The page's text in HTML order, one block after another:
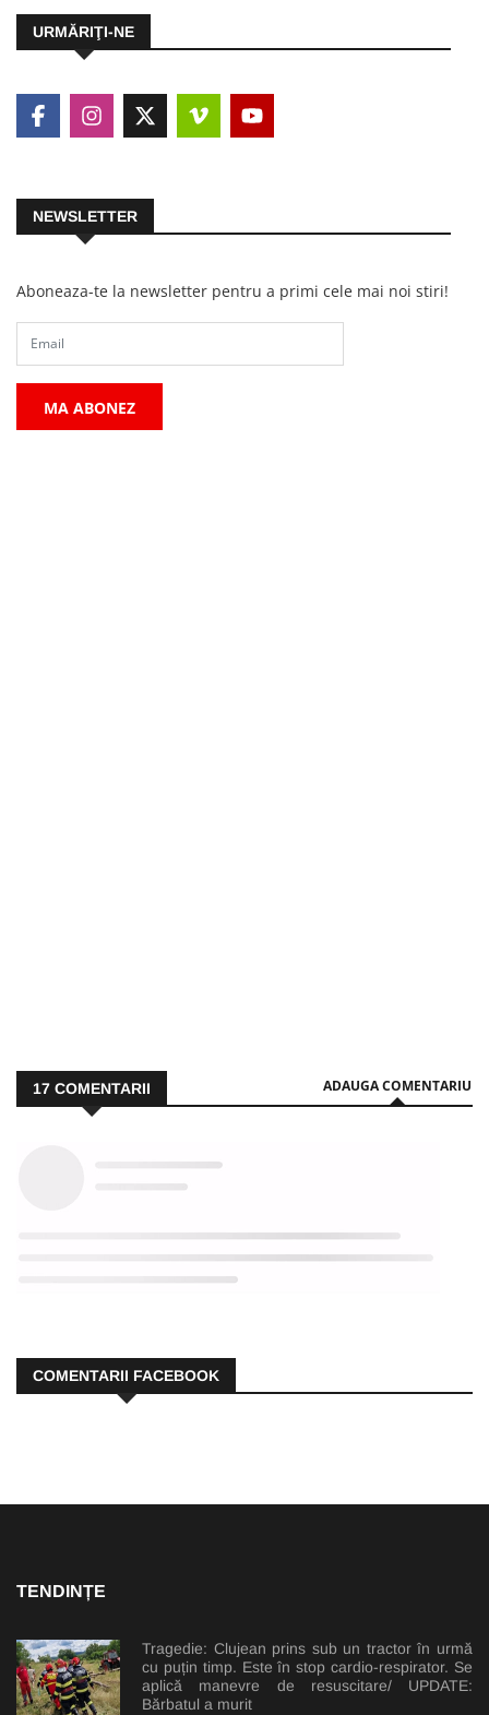
URMĂRIŢI-NE
NEWSLETTER
Aboneaza-te la newsletter pentru a primi cele mai noi stiri!
MA ABONEZ
17 COMENTARII ADAUGA COMENTARIU
COMENTARII FACEBOOK
TENDINȚE
Tragedie: Clujean prins sub un tractor în urmă
cu puțin timp. Este în stop cardio-respirator. Se
aplică manevre de resuscitare/ UPDATE:
Bărbatul a murit